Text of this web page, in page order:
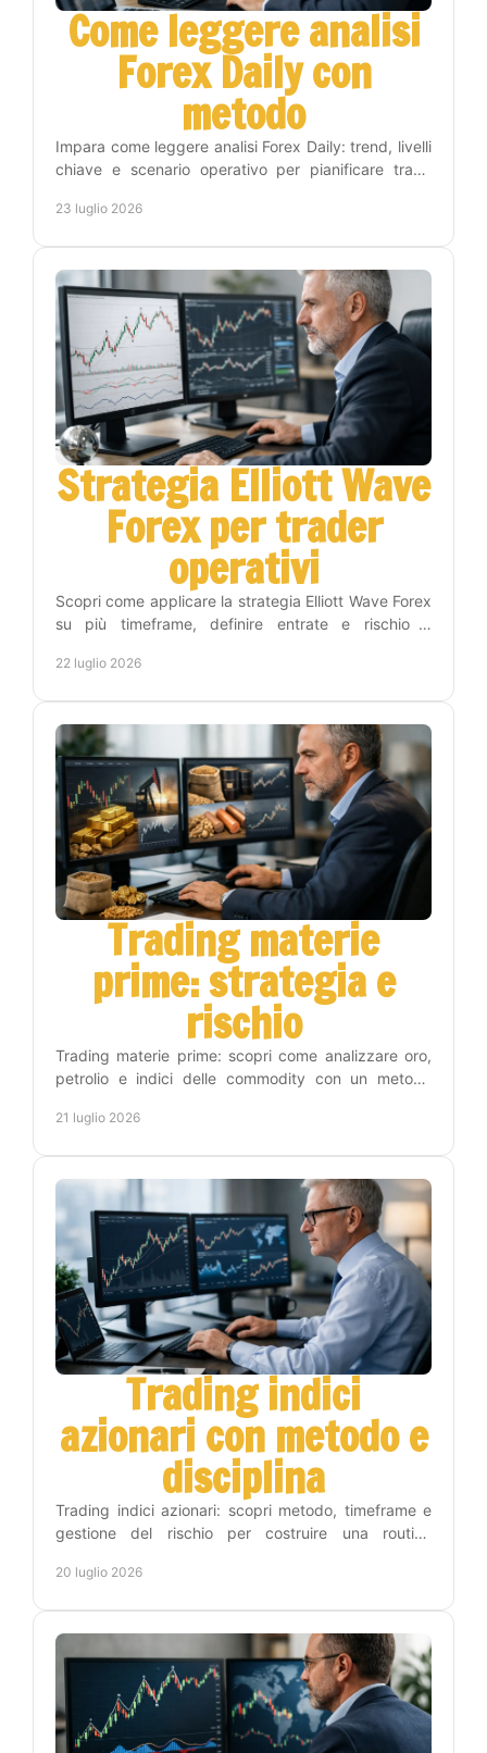
Come leggere analisi
Forex Daily con
metodo
Impara come leggere analisi Forex Daily: trend, livelli
chiave e scenario operativo per pianificare trade
23 luglio 2026
Strategia Elliott Wave
Forex per trader
operativi
Scopri come applicare la strategia Elliott Wave Forex
su più timeframe, definire entrate e rischio e
22 luglio 2026
Trading materie
prime: strategia e
rischio
Trading materie prime: scopri come analizzare oro,
petrolio e indici delle commodity con un metodo
21 luglio 2026
Trading indici
azionari con metodo e
disciplina
Trading indici azionari: scopri metodo, timeframe e
gestione del rischio per costruire una routine
20 luglio 2026